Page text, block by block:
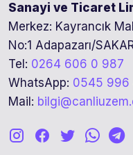
Sanayi ve Ticaret
Merkez: Kayrancık
No:1 Adapazarı/
Tel: 0264 606 0 987
WhatsApp: 0545 996
Mail: